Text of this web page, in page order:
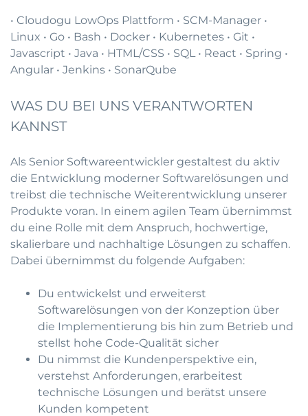
• Cloudogu LowOps Plattform • SCM-Manager •
Linux • Go • Bash • Docker • Kubernetes • Git •
Javascript • Java • HTML/CSS • SQL • React • Spring •
Angular • Jenkins • SonarQube
WAS DU BEI UNS VERANTWORTEN
KANNST
Als Senior Softwareentwickler gestaltest du aktiv
die Entwicklung moderner Softwarelösungen und
treibst die technische Weiterentwicklung unserer
Produkte voran. In einem agilen Team übernimmst
du eine Rolle mit dem Anspruch, hochwertige,
skalierbare und nachhaltige Lösungen zu schaffen.
Dabei übernimmst du folgende Aufgaben:
Du entwickelst und erweiterst
Softwarelösungen von der Konzeption über
die Implementierung bis hin zum Betrieb und
stellst hohe Code-Qualität sicher
Du nimmst die Kundenperspektive ein,
verstehst Anforderungen, erarbeitest
technische Lösungen und berätst unsere
Kunden kompetent